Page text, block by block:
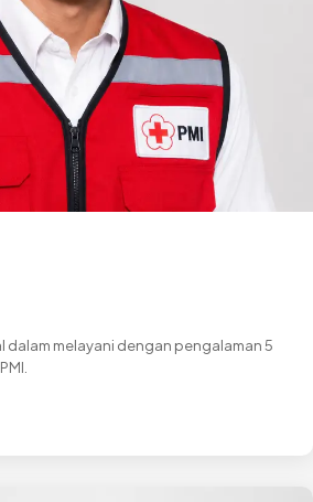
dalam melayani dengan pengalaman 5